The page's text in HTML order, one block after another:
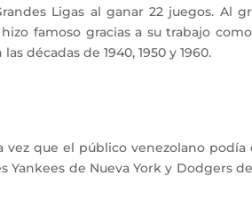
Ligas al ganar 22 juegos. Al
famoso gracias a su trabajo
décadas de 1940, 1950 y 1960.
que el público venezolano podía
Yankees de Nueva York y Dodgers